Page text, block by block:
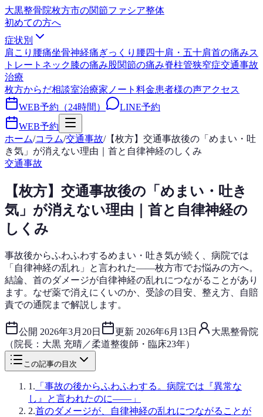
大黒整骨院枚方市の関節ファシア整体
初めての方へ
症状別
肩こり 腰痛坐骨神経痛ぎっくり腰四十肩・五十肩首の痛みス
トレートネック膝の痛み股関節の痛み脊柱管狭窄症交通事故
治療
枚方からだ相談室治療家ノート 料金患者様の声アクセス
WEB予約（24時間）
LINE予約
WEB予約
ホーム/コラム/交通事故/【枚方】交通事故後の「めまい・吐
き気」が消えない理由｜首と自律神経のしくみ
交通事故
【枚方】交通事故後の「めまい・吐き
気」が消えない理由｜首と自律神経の
しくみ
事故後からふわふわするめまい・吐き気が続く、病院では
「自律神経の乱れ」と言われた——枚方市でお悩みの方へ。
結論、首のダメージが自律神経の乱れにつながることがあり
ます。なぜ薬で消えにくいのか、受診の目安、整え方、自賠
責での通院まで解説します。
公開 2026年3月20日 更新 2026年6月13日
大黒整骨院
（院長：大黒 充晴／柔道整復師・臨床23年）
この記事の目次
1 . 「事故の後からふわふわする。病院では『異常な
し』と言われたのに——」
2.首のダメージが、自律神経の乱れにつながることが